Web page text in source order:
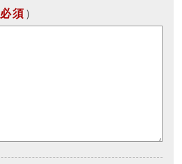
必須 ）